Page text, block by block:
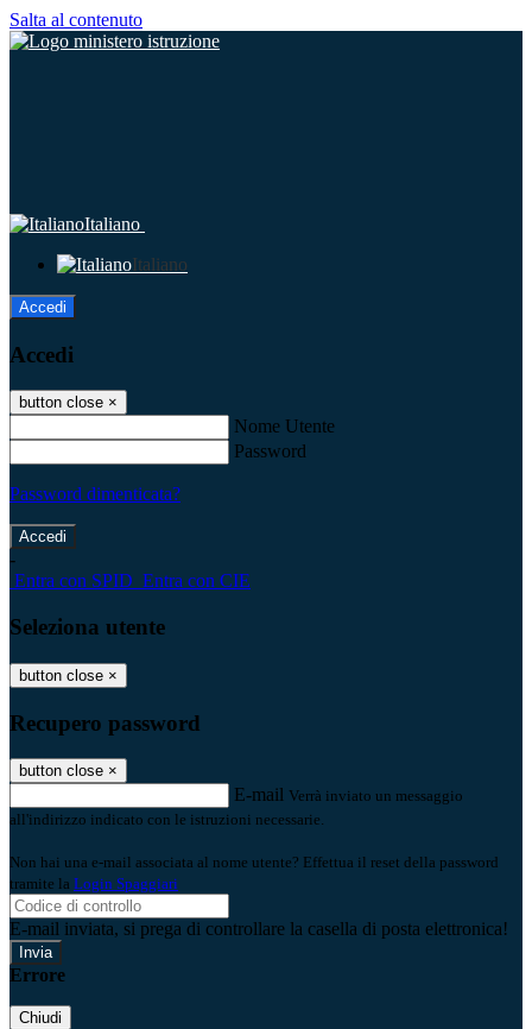
Salta al contenuto
Italiano
Italiano
Accedi
Accedi
button close ×
Nome Utente
Password
Password dimenticata?
-
Entra con SPID Entra con CIE
Seleziona utente
button close ×
Recupero password
button close ×
E-mail Verrà inviato un messaggio
all'indirizzo indicato con le istruzioni necessarie.
Non hai una e-mail associata al nome utente? Effettua il reset della password
tramite la Login Spaggiari
E-mail inviata, si prega di controllare la casella di posta elettronica!
Errore
Chiudi